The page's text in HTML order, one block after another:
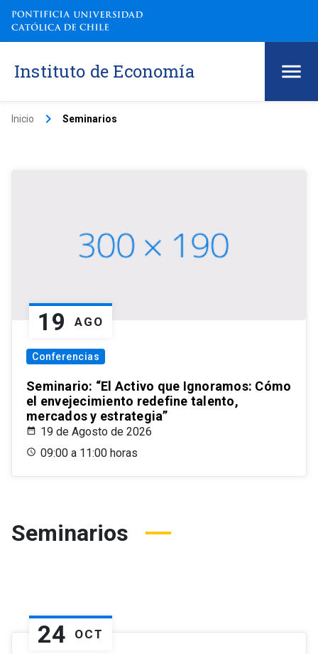
Instituto de Economía
Inicio keyboard_arrow_right Seminarios
19 AGO
Conferencias
Seminario: “El Activo que Ignoramos: Cómo
el envejecimiento redefine talento,
mercados y estrategia”
19 de Agosto de 2026
09:00 a 11:00 horas
Seminarios
24 OCT